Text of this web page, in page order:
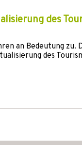
des
an Bedeutung zu.
des